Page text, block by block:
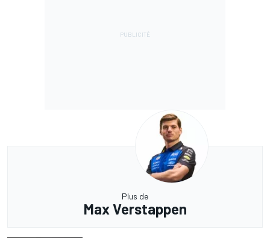
Plus de
Max Verstappen